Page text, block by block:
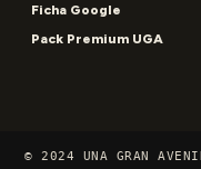
Ficha Google
Pack Premium UGA
© 2024 UNA GRAN